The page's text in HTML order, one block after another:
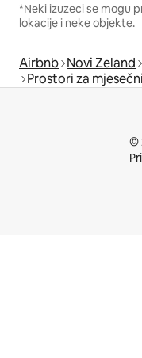
*Neki izuzeci se mogu
lokacije i neke objekte.
Airbnb Novi Zeland
Prostori za
©